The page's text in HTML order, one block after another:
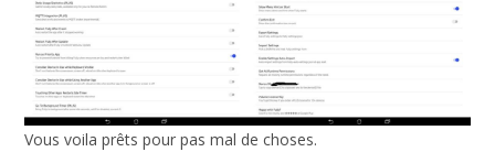
Vous voila prêts pour pas mal de choses.